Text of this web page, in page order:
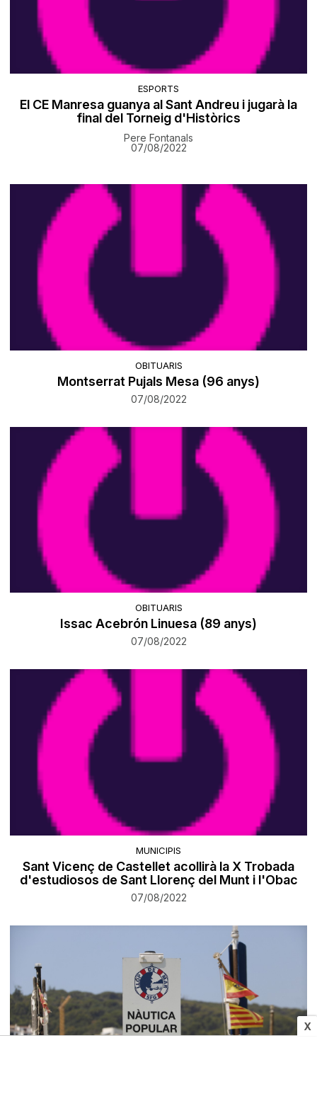
X
ESPORTS
El CE Manresa guanya al Sant Andreu i jugarà la
final del Torneig d'Històrics
Pere Fontanals
07/08/2022
OBITUARIS
Montserrat Pujals Mesa (96 anys)
07/08/2022
OBITUARIS
Issac Acebrón Linuesa (89 anys)
07/08/2022
MUNICIPIS
Sant Vicenç de Castellet acollirà la X Trobada
d'estudiosos de Sant Llorenç del Munt i l'Obac
07/08/2022